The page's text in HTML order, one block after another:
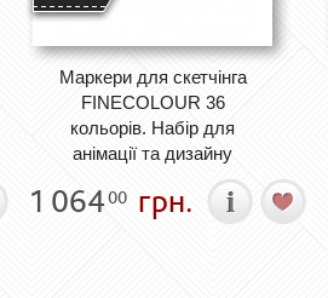
Маркери для скетчінга
FINECOLOUR 36
кольорів. Набір для
анімації та дизайну
1 06400 грн.